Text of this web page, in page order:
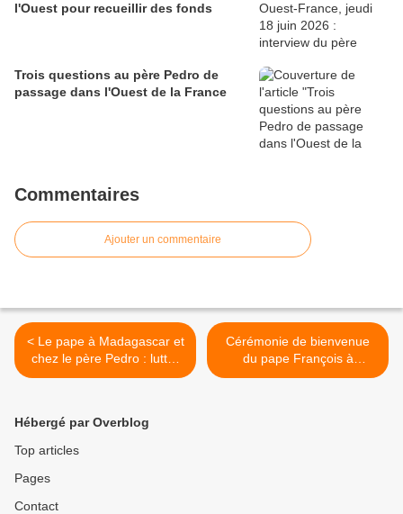
l'Ouest pour recueillir des fonds
Trois questions au père Pedro de
passage dans l'Ouest de la France
Commentaires
Ajouter un commentaire
< Le pape à Madagascar et
chez le père Pedro : lutter
contre la pauvreté et la
Cérémonie de bienvenue
du pape François à
Madagascar >
Hébergé par Overblog
Top articles
Pages
Contact